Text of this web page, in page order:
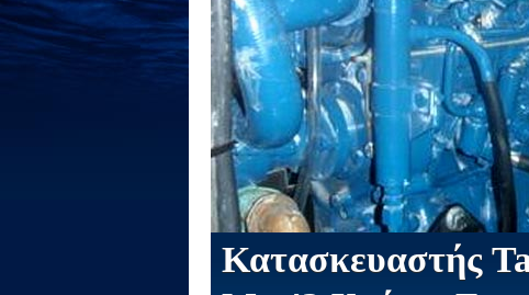
Κατασκευαστής